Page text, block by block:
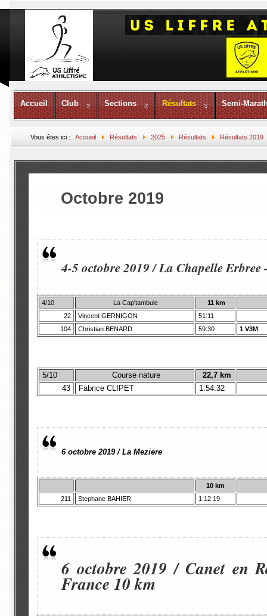
Accueil Club Sections Résultats Semi-
Vous êtes ici :Accueil Résultats 2025 Résultats Résultats 2019
Octobre 2019
4-5 octobre 2019 / La Chapelle
4/10 La Cap'tambule
11 km
22
Vincent GERNIGON
51:11
104
Christian BENARD 59:30 1 V3M
5/10 Course nature
22,7 km
43
Fabrice CLIPET 1:54:32
6 octobre 2019 / La Meziere
10 km
211
Stephane BAHIER 1:12:19
6 octobre 2019 / Canet en
France 10 km